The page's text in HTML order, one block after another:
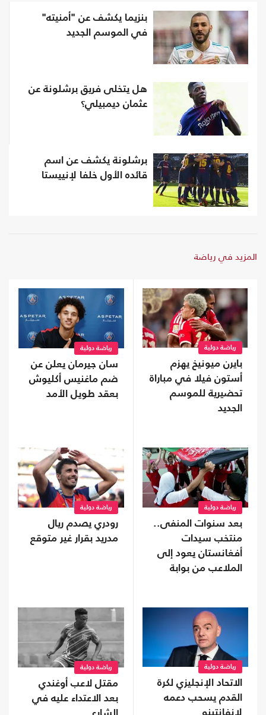
بنزيما يكشف عن "أمنيته"
في الموسم الجديد
هل يتخلى فريق برشلونة عن
عثمان ديمبيلي؟
برشلونة يكشف عن اسم
قائده الأول خلفا لإنييستا
المزيد في رياضة
رياضة دولية
بايرن ميونيخ يهزم
أستون فيلا في مباراة
تحضيرية للموسم
الجديد
رياضة دولية
سان جيرمان يعلن عن
ضم ماغنيس أكليوش
بعقد طويل الأمد
رياضة دولية
بعد سنوات المنفى..
منتخب سيدات
أفغانستان يعود إلى
الملاعب من بوابة
رياضة دولية
رودري يصدم ريال
مدريد بقرار غير متوقع
رياضة دولية
الاتحاد الإنجليزي لكرة
القدم يسحب دعمه
لإنفانتينو
رياضة دولية
مقتل لاعب أوغندي
بعد الاعتداء عليه في